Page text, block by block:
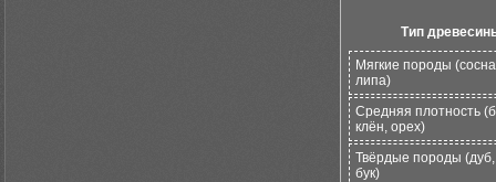
Тип
Мягкие породы
липа)
Средняя плотность
клён, орех)
Твёрдые породы (дуб,
бук)